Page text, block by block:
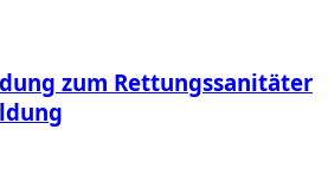
zum Rettungssanitäter